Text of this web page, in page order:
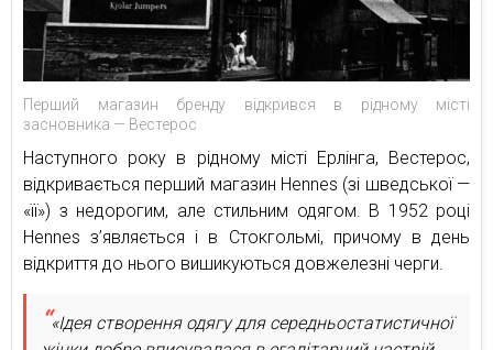
Перший магазин бренду відкрився в рідному місті
засновника — Вестерос
Наступного року в рідному місті Ерлінга, Вестерос,
відкривається перший магазин Hennes (зі шведської —
«її») з недорогим, але стильним одягом. В 1952 році
Hennes з’являється і в Стокгольмі, причому в день
відкриття до нього вишикуються довжелезні черги.
«Ідея створення одягу для середньостатистичної